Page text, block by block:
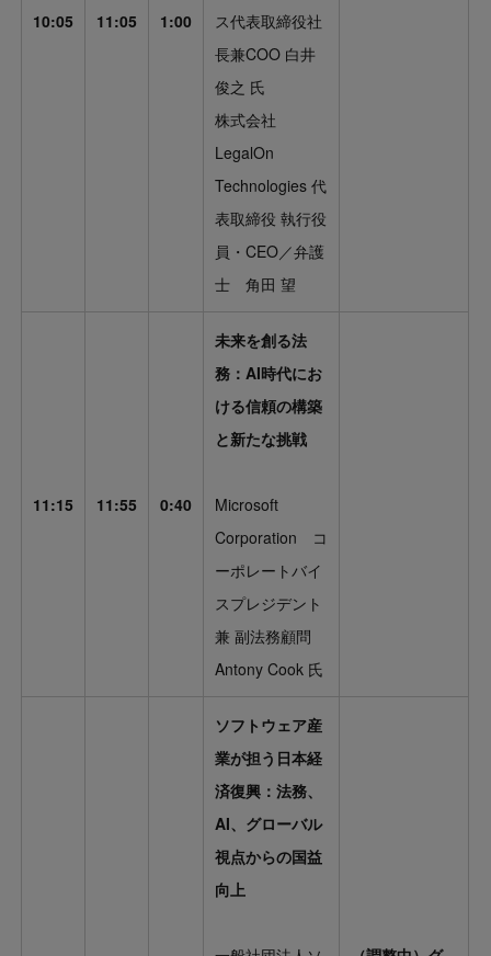
10:05 11:05 1:00
ス代表取締役社
長兼COO 白井
俊之 氏
株式会社
LegalOn
Technologies 代
表取締役 執行役
員・CEO／弁護
士 角田 望
11:15 11:55 0:40
未来を創る法
務：AI時代にお
ける信頼の構築
と新たな挑戦
Microsoft
Corporation コ
ーポレートバイ
スプレジデント
兼 副法務顧問
Antony Cook 氏
ソフトウェア産
業が担う日本経
済復興：法務、
AI、グローバル
視点からの国益
向上